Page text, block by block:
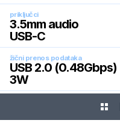
priključci
3.5mm audio
USB-C
žični prenos podataka
USB 2.0 (0.48Gbps)
3W